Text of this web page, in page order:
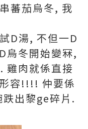
蕃茄烏冬, 我
D湯, 不但一D
烏冬開始變冧,
雞肉就係直接
容!!!! 仲要係
出黎ge碎片.